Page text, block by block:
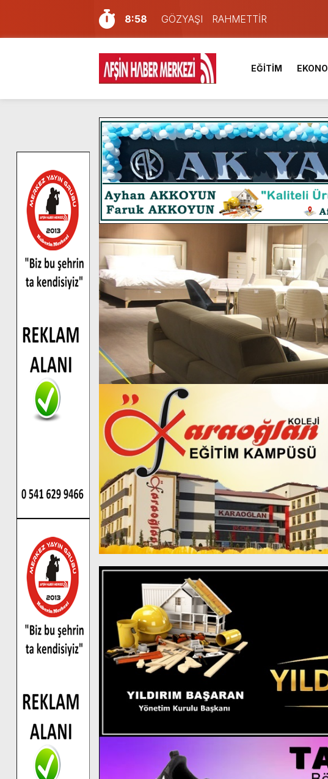
8:58
GÖZYAŞI RAHMETTİR
7:57
Afşin Sağlık Yüksek Okulu ve
6:31
Onikişubat Belediyesi’nin Üniversite
16:10
Uluslararası Bisiklet Yarışması’nda En
13:27
NOTER ONAYLI TYP LİSTESİ
11:22
KAFUM Fuar Alanı Bulut ve
8:06
Afşinli bir hemşehrimizin de olduğu
14:05
Madrigal, Perşembe Günü KAFUM’da
7:39
KEDİNİZ Mİ VAR?
4:58
İklim Dirençli Tarım İçin Güç Birliği.
EĞİTİM